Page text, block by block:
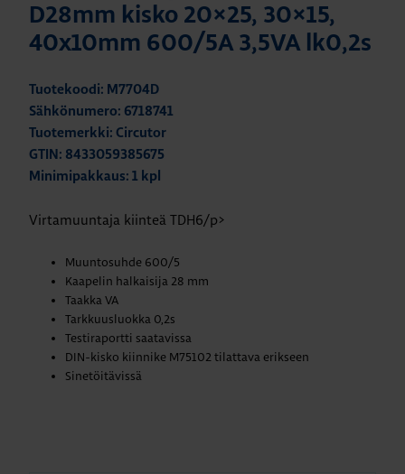
D28mm kisko 20×25, 30×15,
40x10mm 600/5A 3,5VA lk0,2s
Tuotekoodi: M7704D
Sähkönumero: 6718741
Tuotemerkki: Circutor
GTIN: 8433059385675
Minimipakkaus: 1 kpl
Virtamuuntaja kiinteä TDH6/p>
Muuntosuhde 600/5
Kaapelin halkaisija 28 mm
Taakka VA
Tarkkuusluokka 0,2s
Testiraportti saatavissa
DIN-kisko kiinnike M75102 tilattava erikseen
Sinetöitävissä